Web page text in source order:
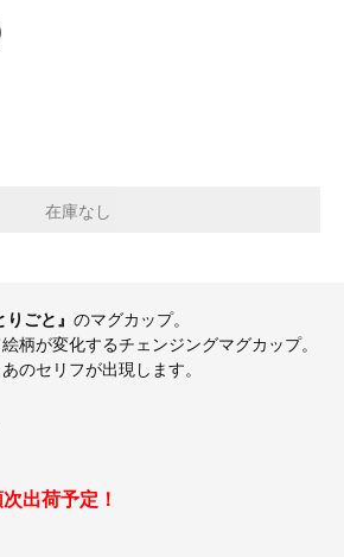
ごと』 のマグカップ。
柄が変化するチェンジングマグカップ。
のセリフが出現します。
出荷予定！